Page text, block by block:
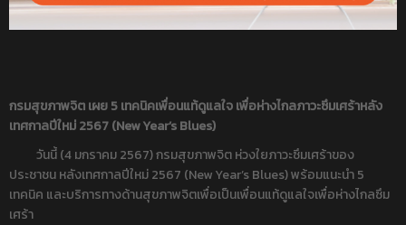
กรมสุขภาพจิต เผย 5 เทคนิคเพื่อนแท้ดูแลใจ เพื่อห่างไกลภาวะซึมเศร้าหลัง
เทศกาลปีใหม่ 2567 (New Year’s Blues)
วันนี้ (4 มกราคม 2567) กรมสุขภาพจิต ห่วงใยภาวะซึมเศร้าของ
ประชาชน หลังเทศกาลปีใหม่ 2567 (New Year’s Blues) พร้อมแนะนำ 5
เทคนิค และบริการทางด้านสุขภาพจิตเพื่อเป็นเพื่อนแท้ดูแลใจเพื่อห่างไกลซึม
เศร้า